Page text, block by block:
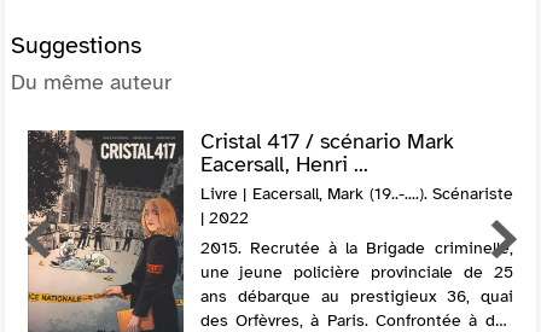
Suggestions
Du même auteur
Cristal 417 / scénario Mark
Eacersall, Henri ...
Livre | Eacersall, Mark (19..-....). Scénariste
| 2022
2015. Recrutée à la Brigade criminelle,
une jeune policière provinciale de 25
ans débarque au prestigieux 36, quai
des Orfèvres, à Paris. Confrontée à des